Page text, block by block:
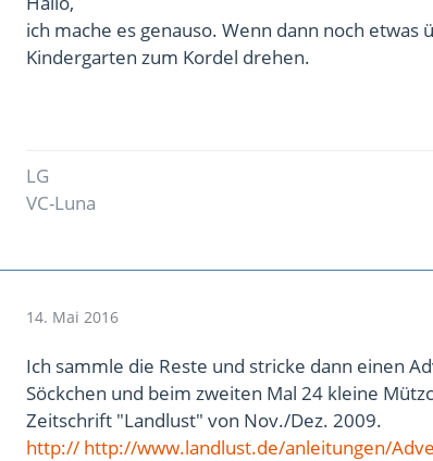
ich mache es genauso. Wenn dann noch etwas
Kindergarten zum Kordel drehen.
LG
VC-Luna
14. Mai 2016
Ich sammle die Reste und stricke dann einen
Söckchen und beim zweiten Mal 24 kleine
Zeitschrift "Landlust" von Nov./Dez. 2009.
http:// http://www.landlust.de/anleitungen/